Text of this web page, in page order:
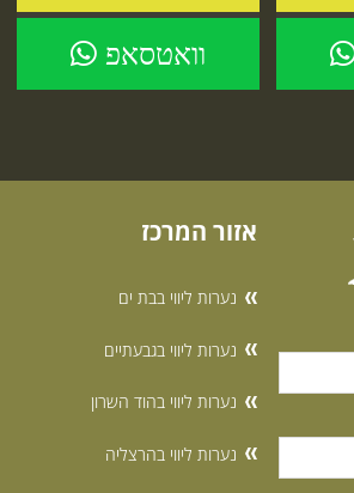
וואטסאפ
אזור המרכז
נערות ליווי בבת ים
נערות ליווי בגבעתיים
נערות ליווי בהוד השרון
נערות ליווי בהרצליה